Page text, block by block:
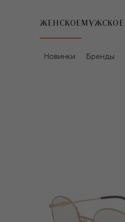
ЖЕНСКОЕ МУЖСКОЕ
Новинки Бренды